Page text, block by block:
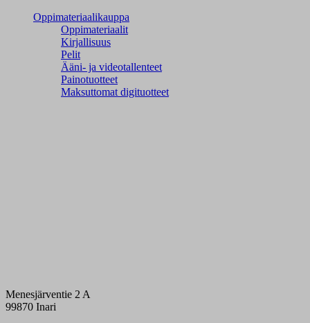
Oppimateriaalikauppa
Oppimateriaalit
Kirjallisuus
Pelit
Ääni- ja videotallenteet
Painotuotteet
Maksuttomat digituotteet
Menesjärventie 2 A
99870 Inari